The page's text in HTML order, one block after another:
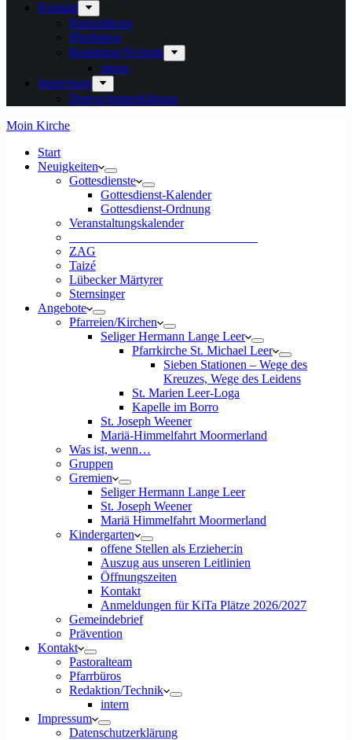
Kontakt
Pastoralteam
Pfarrbüros
Redaktion/Technik
intern
Impressum
Datenschutzerklärung
Moin Kirche
Start
Neuigkeiten
Gottesdienste
Gottesdienst-Kalender
Gottesdienst-Ordnung
Veranstaltungskalender
ZAG
Taizé
Lübecker Märtyrer
Sternsinger
Angebote
Pfarreien/Kirchen
Seliger Hermann Lange Leer
Pfarrkirche St. Michael Leer
Sieben Stationen – Wege des
Kreuzes, Wege des Leidens
St. Marien Leer-Loga
Kapelle im Borro
St. Joseph Weener
Mariä-Himmelfahrt Moormerland
Was ist, wenn…
Gruppen
Gremien
Seliger Hermann Lange Leer
St. Joseph Weener
Mariä Himmelfahrt Moormerland
Kindergarten
offene Stellen als Erzieher:in
Auszug aus unseren Leitlinien
Öffnungszeiten
Kontakt
Anmeldungen für KiTa Plätze 2026/2027
Gemeindebrief
Prävention
Kontakt
Pastoralteam
Pfarrbüros
Redaktion/Technik
intern
Impressum
Datenschutzerklärung